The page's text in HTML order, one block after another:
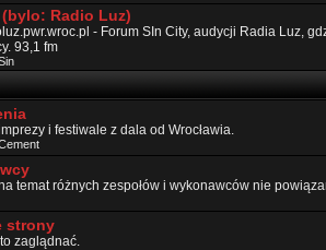
Radio Luz)
- Forum SIn City, audycji Radia Luz,
93,1 fm
i festiwale z dala od Wrocławia.
temat różnych zespołów i wykonawców nie
strony
zaglądnać.